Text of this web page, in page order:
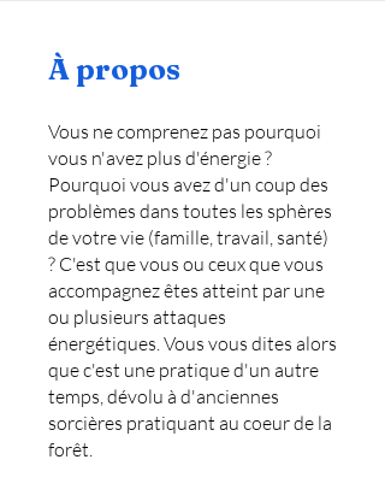
À propos
Vous ne comprenez pas pourquoi
vous n'avez plus d'énergie ?
Pourquoi vous avez d'un coup des
problèmes dans toutes les sphères
de votre vie (famille, travail, santé)
? C'est que vous ou ceux que vous
accompagnez êtes atteint par une
ou plusieurs attaques
énergétiques. Vous vous dites alors
que c'est une pratique d'un autre
temps, dévolu à d'anciennes
sorcières pratiquant au coeur de la
forêt.